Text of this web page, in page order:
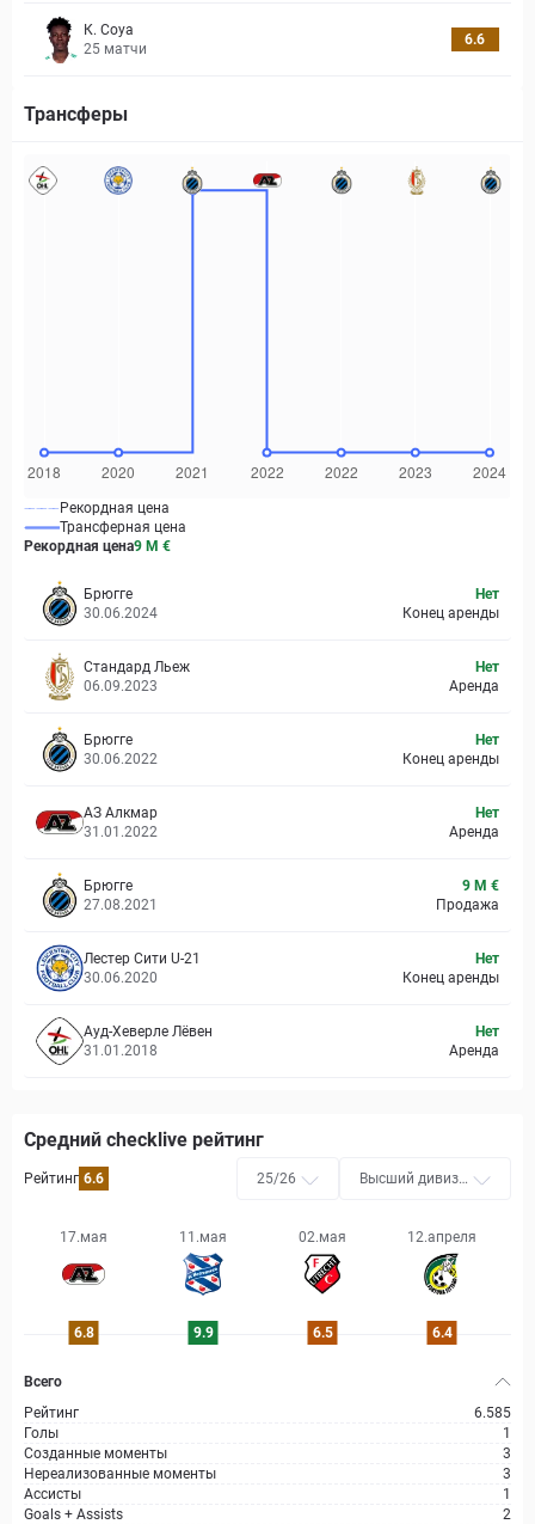
К. Соуа
25 матчи
6.6
Трансферы
Рекордная цена
Трансферная цена
Рекордная цена9 M €
Брюгге
30.06.2024
Нет
Конец аренды
Стандард Льеж
06.09.2023
Нет
Аренда
Брюгге
30.06.2022
Нет
Конец аренды
АЗ Алкмар
31.01.2022
Нет
Аренда
Брюгге
27.08.2021
9 M €
Продажа
Лестер Сити U-21
30.06.2020
Нет
Конец аренды
Ауд-Хеверле Лёвен
31.01.2018
Нет
Аренда
Средний checklive рейтинг
Рейтинг 6.6 25/26
Высший дивизи
17.мая 11.мая 02.мая 12.апреля
6.8 9.9 6.5 6.4
Всего
Рейтинг
6.585
Голы
1
Созданные моменты
3
Нереализованные моменты
3
Ассисты
1
Goals + Assists
2